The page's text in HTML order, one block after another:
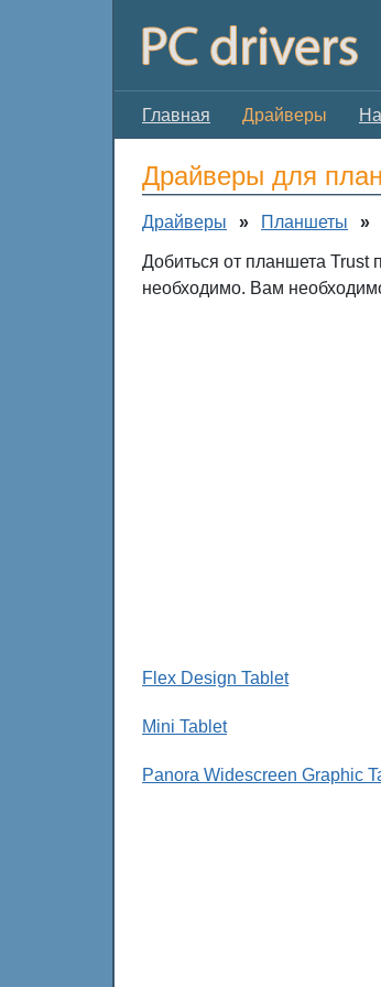
Главная Драйверы
Драйверы для
Драйверы » Планшеты »
Добиться от планшета Trust
необходимо. Вам
Flex Design Tablet
Mini Tablet
Panora Widescreen Graphic